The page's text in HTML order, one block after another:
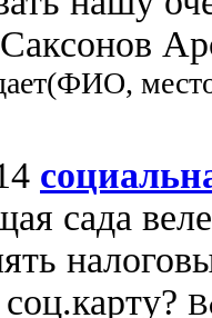
сада